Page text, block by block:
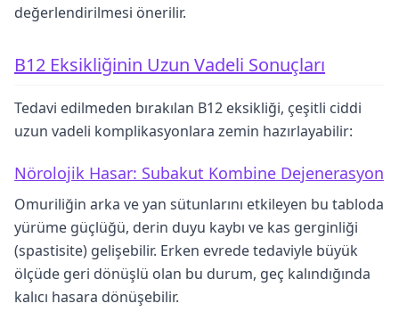
değerlendirilmesi önerilir.
B12 Eksikliğinin Uzun Vadeli Sonuçları
Tedavi edilmeden bırakılan B12 eksikliği, çeşitli ciddi
uzun vadeli komplikasyonlara zemin hazırlayabilir:
Nörolojik Hasar: Subakut Kombine Dejenerasyon
Omuriliğin arka ve yan sütunlarını etkileyen bu tabloda
yürüme güçlüğü, derin duyu kaybı ve kas gerginliği
(spastisite) gelişebilir. Erken evrede tedaviyle büyük
ölçüde geri dönüşlü olan bu durum, geç kalındığında
kalıcı hasara dönüşebilir.